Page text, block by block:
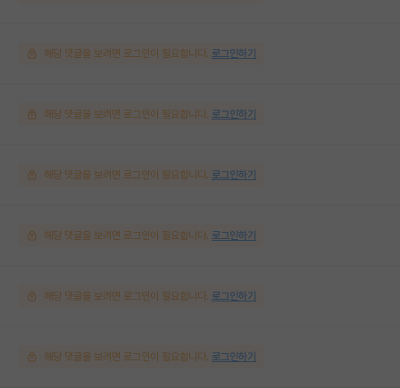
해당 댓글을 보려면 로그인이 필요합니다. 로그인하기
해당 댓글을 보려면 로그인이 필요합니다. 로그인하기
해당 댓글을 보려면 로그인이 필요합니다. 로그인하기
해당 댓글을 보려면 로그인이 필요합니다. 로그인하기
해당 댓글을 보려면 로그인이 필요합니다. 로그인하기
해당 댓글을 보려면 로그인이 필요합니다. 로그인하기